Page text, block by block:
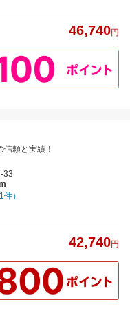
46,740円
頼と実績！
33
件）
42,740円